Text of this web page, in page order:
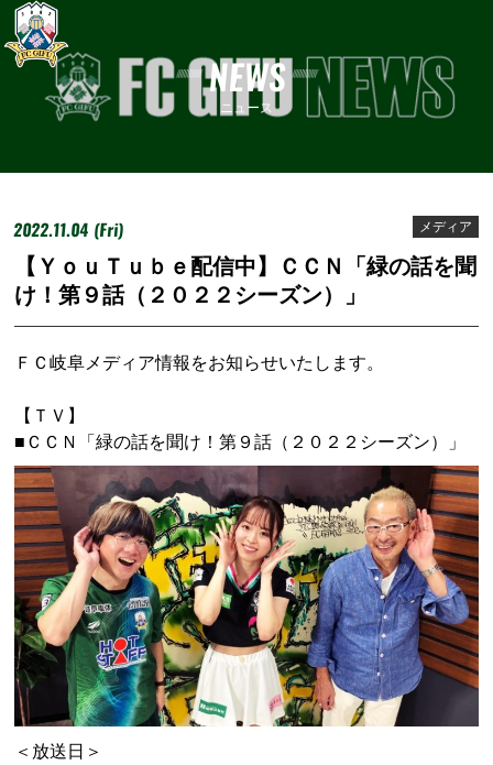
NEWS
ニュース
2022.11.04 (Fri) メディア
【ＹｏｕＴｕｂｅ配信中】ＣＣＮ「緑の話を聞
け！第９話（２０２２シーズン）」
ＦＣ岐阜メディア情報をお知らせいたします。
【ＴＶ】
■ＣＣＮ「緑の話を聞け！第９話（２０２２シーズン）」
＜放送日＞